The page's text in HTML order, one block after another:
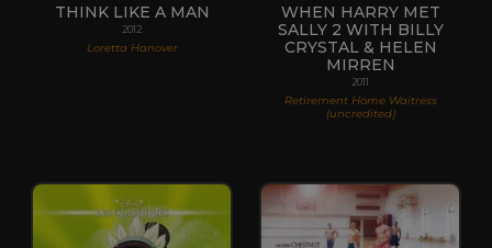
THINK LIKE A MAN
2012
Loretta Hanover
WHEN HARRY MET
SALLY 2 WITH BILLY
CRYSTAL & HELEN
MIRREN
2011
Retirement Home Waitress
(uncredited)